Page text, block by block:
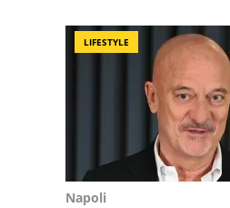
LIFESTYLE
Napoli